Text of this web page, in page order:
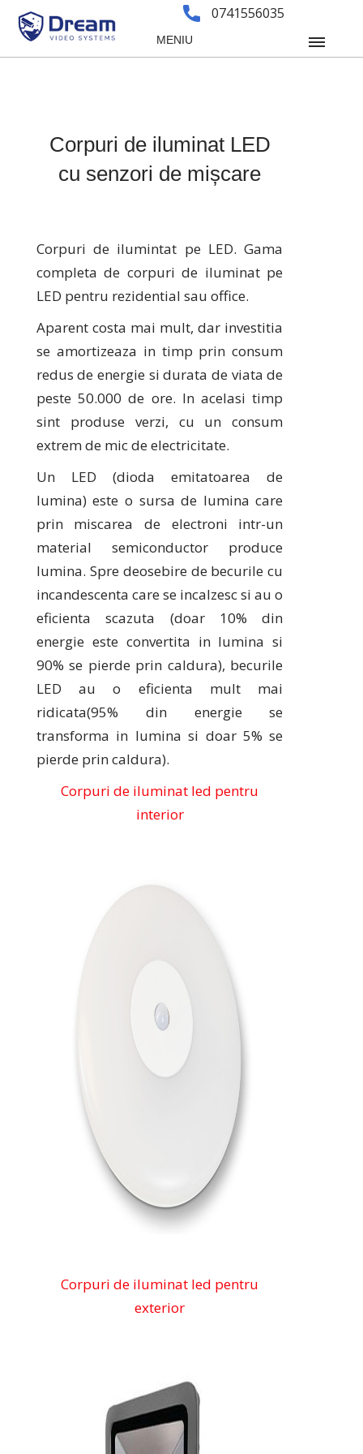
0741556035
MENIU
Corpuri de iluminat LED
cu senzori de mișcare
Corpuri de ilumintat pe LED. Gama
completa de corpuri de iluminat pe
LED pentru rezidential sau office.
Aparent costa mai mult, dar investitia
se amortizeaza in timp prin consum
redus de energie si durata de viata de
peste 50.000 de ore. In acelasi timp
sint produse verzi, cu un consum
extrem de mic de electricitate.
Un LED (dioda emitatoarea de
lumina) este o sursa de lumina care
prin miscarea de electroni intr-un
material semiconductor produce
lumina. Spre deosebire de becurile cu
incandescenta care se incalzesc si au o
eficienta scazuta (doar 10% din
energie este convertita in lumina si
90% se pierde prin caldura), becurile
LED au o eficienta mult mai
ridicata(95% din energie se
transforma in lumina si doar 5% se
pierde prin caldura).
Corpuri de iluminat led pentru
interior
Corpuri de iluminat led pentru
exterior